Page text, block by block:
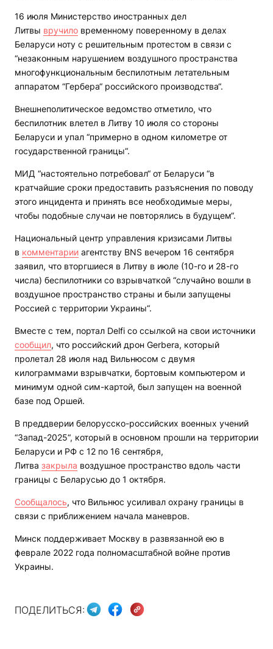
16 июля Министерство иностранных дел
Литвы вручило временному поверенному в делах
Беларуси ноту с решительным протестом в связи с
“незаконным нарушением воздушного пространства
многофункциональным беспилотным летательным
аппаратом “Гербера“ российского производства“.
Внешнеполитическое ведомство отметило, что
беспилотник влетел в Литву 10 июля со стороны
Беларуси и упал “примерно в одном километре от
государственной границы“.
МИД “настоятельно потребовал“ от Беларуси “в
кратчайшие сроки предоставить разъяснения по поводу
этого инцидента и принять все необходимые меры,
чтобы подобные случаи не повторялись в будущем“.
Национальный центр управления кризисами Литвы
в комментарии агентству BNS вечером 16 сентября
заявил, что вторгшиеся в Литву в июле (10-го и 28-го
числа) беспилотники со взрывчаткой “случайно вошли в
воздушное пространство страны и были запущены
Россией с территории Украины“.
Вместе с тем, портал Delfi со ссылкой на свои источники
сообщил, что российский дрон Gerbera, который
пролетал 28 июля над Вильнюсом с двумя
килограммами взрывчатки, бортовым компьютером и
минимум одной сим-картой, был запущен на военной
базе под Оршей.
В преддверии белорусско-российских военных учений
“Запад-2025“, который в основном прошли на территории
Беларуси и РФ с 12 по 16 сентября,
Литва закрыла воздушное пространство вдоль части
границы с Беларусью до 1 октября.
Сообщалось, что Вильнюс усиливал охрану границы в
связи с приближением начала маневров.
Минск поддерживает Москву в развязанной ею в
феврале 2022 года полномасштабной войне против
Украины.
ПОДЕЛИТЬСЯ: